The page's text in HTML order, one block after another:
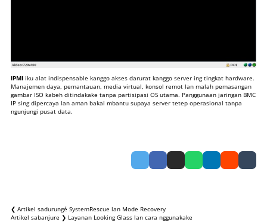
IPMI iku alat indispensable kanggo akses darurat kanggo server ing tingkat hardware.
Manajemen daya, pemantauan, media virtual, konsol remot lan malah pemasangan
gambar ISO kabeh ditindakake tanpa partisipasi OS utama. Panggunaan jaringan BMC
IP sing dipercaya lan aman bakal mbantu supaya server tetep operasional tanpa
ngunjungi pusat data.
❮ Artikel sadurungé SystemRescue lan Mode Recovery
Artikel sabanjure ❯ Layanan Looking Glass lan cara nggunakake